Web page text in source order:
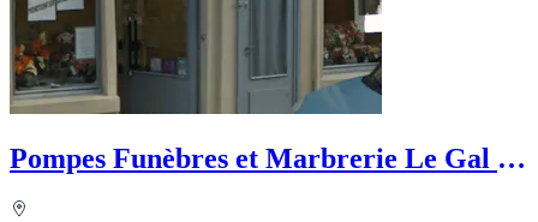
Pompes Funèbres et Marbrerie Le Gal -